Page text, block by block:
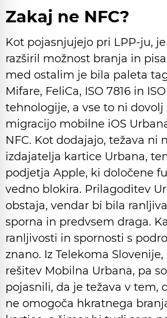
Zakaj ne NFC?
Kot pojasnjujejo pri LPP-ju, je
razširil možnost branja in
med ostalim je bila paleta
Mifare, FeliCa, ISO 7816 in
tehnologije, a vse to ni dovolj
migracijo mobilne iOS
NFC. Kot dodajajo, težava ni
izdajatelja kartice Urbana,
podjetja Apple, ki določene
vedno blokira. Prilagoditev
obstaja, vendar bi bila
sporna in predvsem draga.
ranljivosti in spornosti s
znano. Iz Telekoma Slovenije,
rešitev Mobilna Urbana, pa
pojasnili, da je težava v tem,
ne omogoča hkratnega